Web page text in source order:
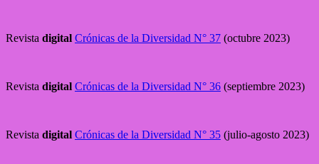
Revista digital Crónicas de la Diversidad N° 37 (octubre 2023)
Revista digital Crónicas de la Diversidad N° 36 (septiembre 2023)
Revista digital Crónicas de la Diversidad N° 35 (julio-agosto 2023)